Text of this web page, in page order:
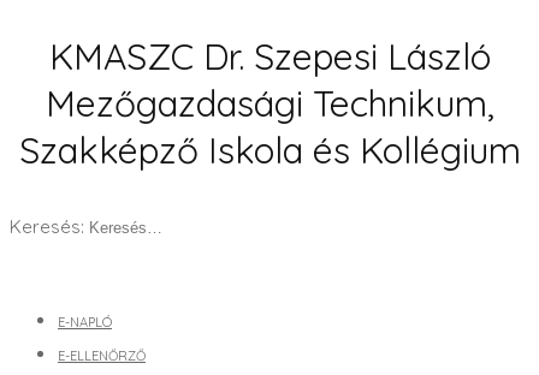
KMASZC Dr. Szepesi László
Mezőgazdasági Technikum,
Szakképző Iskola és Kollégium
Keresés:
E-NAPLÓ
E-ELLENŐRZŐ